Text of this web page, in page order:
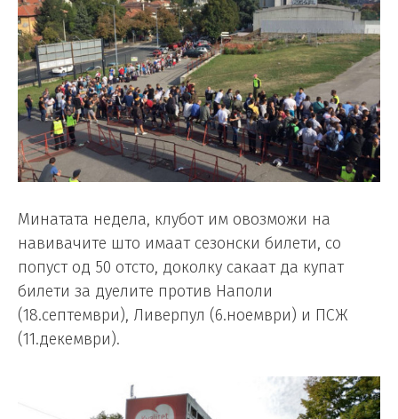
Минатата недела, клубот им овозможи на
навивачите што имаат сезонски билети, со
попуст од 50 отсто, доколку сакаат да купат
билети за дуелите против Наполи
(18.септември), Ливерпул (6.ноември) и ПСЖ
(11.декември).